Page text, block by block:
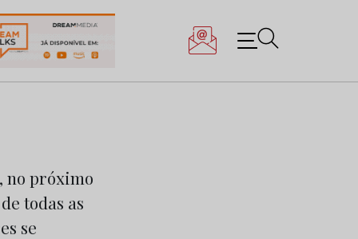
no próximo
todas as
se